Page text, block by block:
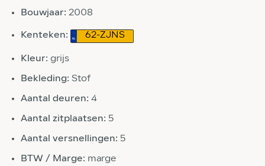
Bouwjaar: 2008
Kenteken: 62-ZJNS
Kleur: grijs
Bekleding: Stof
Aantal deuren: 4
Aantal zitplaatsen: 5
Aantal versnellingen: 5
BTW / Marge: marge